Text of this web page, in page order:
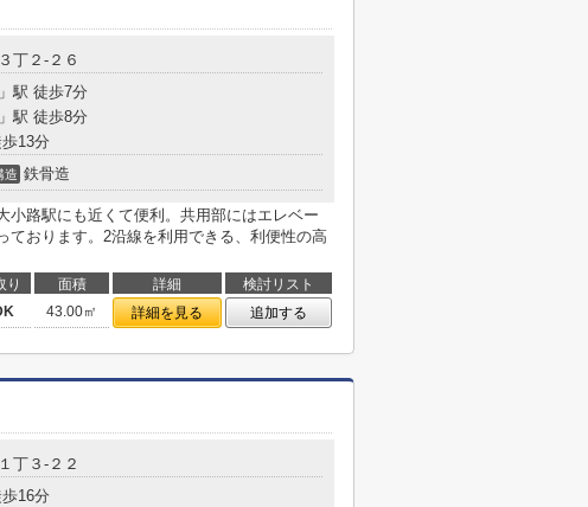
３丁２-２６
」駅 徒歩7分
」駅 徒歩8分
歩13分
造 鉄骨造
小路駅にも近くて便利。共用部にはエレベー
ております。2沿線を利用できる、利便性の高
り 面積 詳細
検討リスト
43.00㎡ 詳細を見る 追加する
１丁３-２２
歩16分